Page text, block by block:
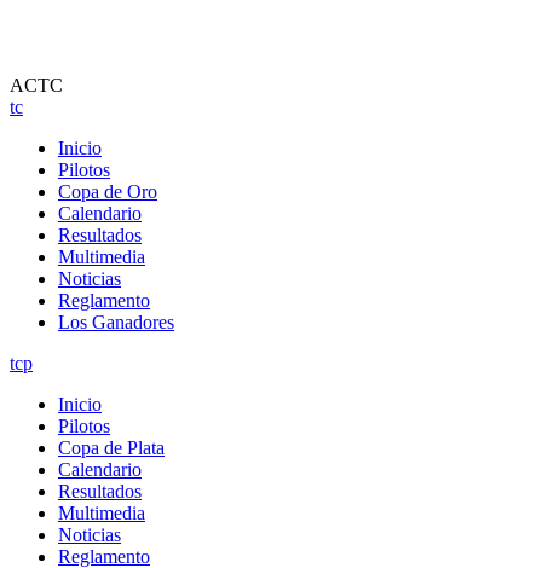
ACTC
tc
Inicio
Pilotos
Copa de Oro
Calendario
Resultados
Multimedia
Noticias
Reglamento
Los Ganadores
tcp
Inicio
Pilotos
Copa de Plata
Calendario
Resultados
Multimedia
Noticias
Reglamento